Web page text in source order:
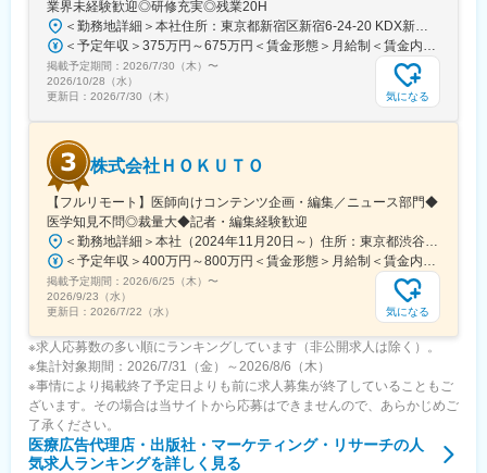
良い医療を届けることにつながっています。単なる情報共有にと
どまらず、医師同士の相互支援を通じて臨床力とモチベーション
を高める仕組みを提供している点が、当社サービスの大きな強み
となっています。
業界未経験歓迎◎研修充実◎残業20H
＜勤務地詳細＞本社住所：東京都新宿区新宿6-24-20 KDX新宿6丁目ビル10F勤務地最寄駅：都営大江戸線、東京メトロ副都心線／東新宿駅受動喫煙対策：屋内全面禁煙変更の範囲：会社の定める事業所（リモートワーク含む）
＜予定年収＞375万円～675万円＜賃金形態＞月給制＜賃金内訳＞月額（基本給）：250,000円～450,000円＜月給＞250,000円～450,000円＜昇給有無＞有＜残業手当＞有＜給与補足＞■賞与：年2回※25年度実績4.08ヶ月分■昇給：年1回賃金はあくまでも目安の金額であり、選考を通じて上下する可能性があります。月給(月額)は固定手当を含めた表記です。
掲載予定期間： 2026/7/30（木） 〜
2026/10/28（水）
更新日： 2026/7/30（木） 気になる
株式会社ＨＯＫＵＴＯ
【フルリモート】医師向けコンテンツ企画・編集／ニュース部門◆
医学知見不問◎裁量大◆記者・編集経験歓迎
＜勤務地詳細＞本社（2024年11月20日～）住所：東京都渋谷区渋谷一丁目12番2 クロスオフィス渋谷311受動喫煙対策：屋内全面禁煙変更の範囲：会社の定める事業所（リモートワーク含む）
＜予定年収＞400万円～800万円＜賃金形態＞月給制＜賃金内訳＞月額（基本給）：241,565円～483,130円固定残業手当/月：91,768円～183,536円（固定残業時間45時間0分/月）超過した時間外労働の残業手当は追加支給＜月給＞333,333円～666,666円（一律手当を含む）＜昇給有無＞有＜残業手当＞有＜給与補足＞※実績やご経験、スキルを考慮し、当社規定に基づいて決定します。賃金はあくまでも目安の金額であり、選考を通じて上下する可能性があります。月給(月額)は固定手当を含めた表記です。
掲載予定期間： 2026/6/25（木） 〜
2026/9/23（水）
更新日： 2026/7/22（水） 気になる
※求人応募数の多い順にランキングしています（非公開求人は除く）。
※集計対象期間：2026/7/31（金）～2026/8/6（木）
※事情により掲載終了予定日よりも前に求人募集が終了していることもご
ざいます。その場合は当サイトから応募はできませんので、あらかじめご
了承ください。
医療広告代理店・出版社・マーケティング・リサーチの人
気求人ランキングを詳しく見る